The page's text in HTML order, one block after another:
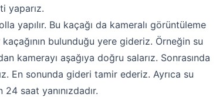
yaparız.
yapılır. Bu kaçağı da kameralı görüntüleme
bulunduğu yere gideriz. Örneğin su
kamerayı aşağıya doğru salarız. Sonrasında
En sonunda gideri tamir ederiz. Ayrıca su
saat yanınızdadır.